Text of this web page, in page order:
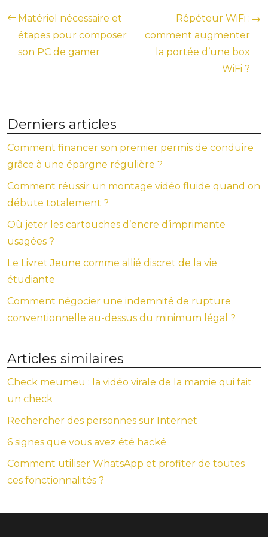
Matériel nécessaire et
étapes pour composer
son PC de gamer
Répéteur WiFi :
comment augmenter
la portée d’une box
WiFi ?
Derniers articles
Comment financer son premier permis de conduire
grâce à une épargne régulière ?
Comment réussir un montage vidéo fluide quand on
débute totalement ?
Où jeter les cartouches d’encre d’imprimante
usagées ?
Le Livret Jeune comme allié discret de la vie
étudiante
Comment négocier une indemnité de rupture
conventionnelle au-dessus du minimum légal ?
Articles similaires
Check meumeu : la vidéo virale de la mamie qui fait
un check
Rechercher des personnes sur Internet
6 signes que vous avez été hacké
Comment utiliser WhatsApp et profiter de toutes
ces fonctionnalités ?